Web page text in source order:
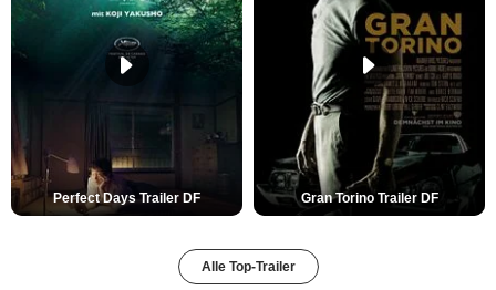
Perfect Days Trailer DF Gran Torino Trailer DF
Alle Top-Trailer